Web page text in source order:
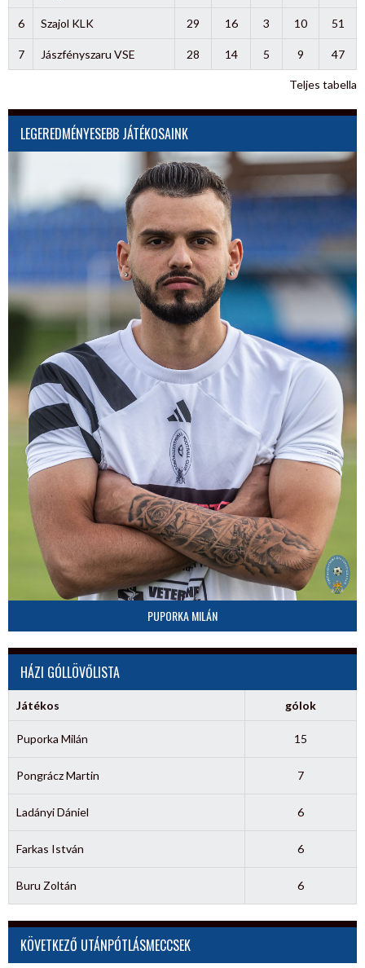
6 Szajol KLK 29 16 3 10 51
7 Jászfényszaru VSE 28 14 5 9 47
Teljes tabella
LEGEREDMÉNYESEBB JÁTÉKOSAINK
PUPORKA MILÁN
HÁZI GÓLLÖVŐLISTA
Játékos gólok
Puporka Milán 15
Pongrácz Martin 7
Ladányi Dániel 6
Farkas István 6
Buru Zoltán 6
KÖVETKEZŐ UTÁNPÓTLÁSMECCSEK